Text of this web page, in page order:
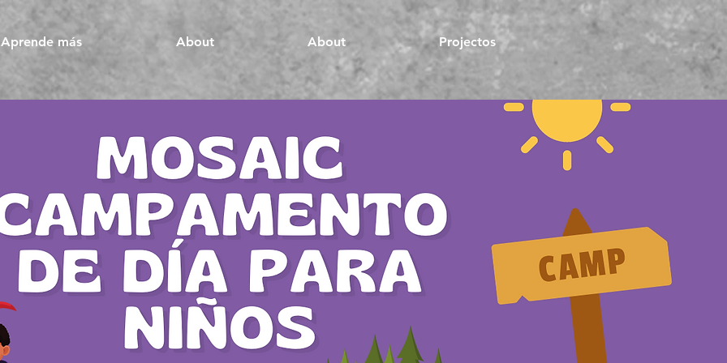
Aprende más About About Projectos